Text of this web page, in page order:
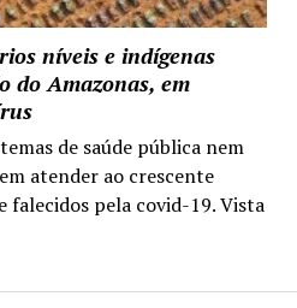
níveis e indígenas
do Amazonas, em
de saúde pública nem
atender ao crescente
falecidos pela covid-19. Vista